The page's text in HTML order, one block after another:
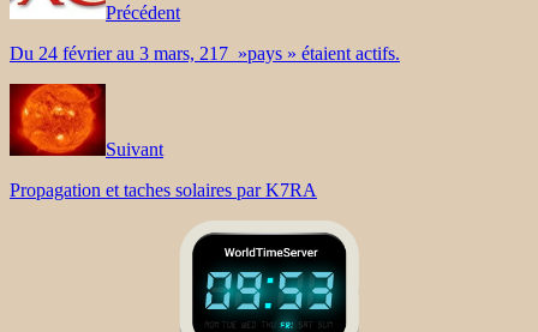
Précédent
Du 24 février au 3 mars, 217 »pays » étaient actifs.
Suivant
Propagation et taches solaires par K7RA